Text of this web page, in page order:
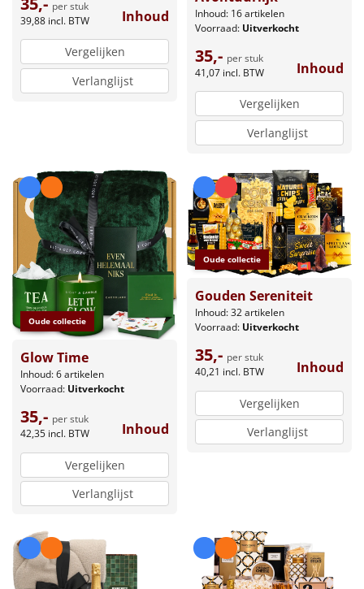
per stuk
39,88 incl. BTW Inhoud
Vergelijken
Verlanglijst
Inhoud: 16 artikelen
Voorraad: Uitverkocht
35,- per stuk
41,07 incl. BTW Inhoud
Vergelijken
Verlanglijst
Oude collectie
Glow Time
Inhoud: 6 artikelen
Voorraad: Uitverkocht
35,- per stuk
42,35 incl. BTW Inhoud
Vergelijken
Verlanglijst
Oude collectie
Gouden Sereniteit
Inhoud: 32 artikelen
Voorraad: Uitverkocht
35,- per stuk
40,21 incl. BTW Inhoud
Vergelijken
Verlanglijst